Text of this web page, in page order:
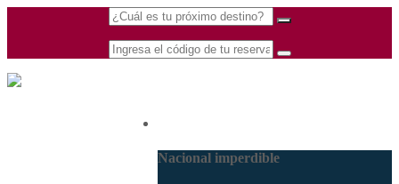
Nacional imperdible